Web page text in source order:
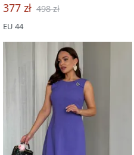
377 zł 498 zł
EU 44